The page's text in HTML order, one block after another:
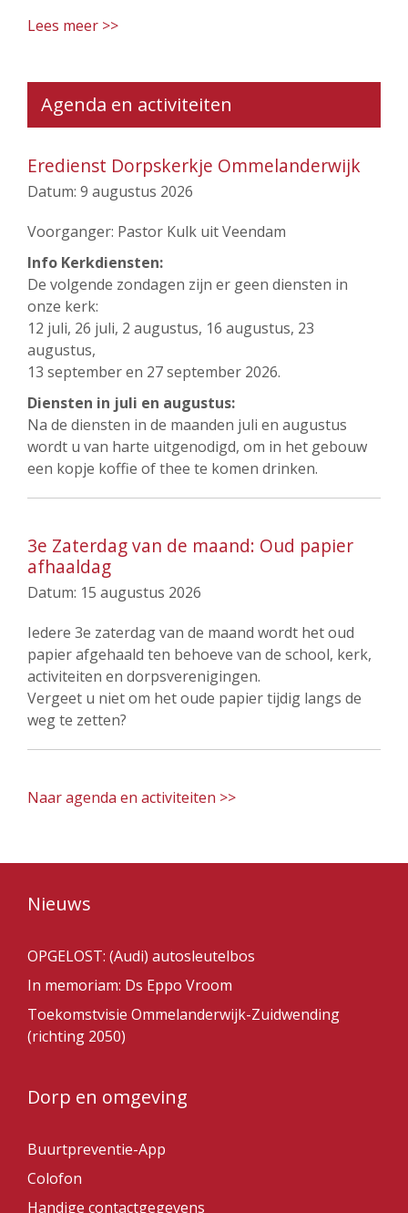
Lees meer >>
Agenda en activiteiten
Eredienst Dorpskerkje Ommelanderwijk
Datum: 9 augustus 2026
Voorganger: Pastor Kulk uit Veendam
Info Kerkdiensten:
De volgende zondagen zijn er geen diensten in
onze kerk:
12 juli, 26 juli, 2 augustus, 16 augustus, 23
augustus,
13 september en 27 september 2026.
Diensten in juli en augustus:
Na de diensten in de maanden juli en augustus
wordt u van harte uitgenodigd, om in het gebouw
een kopje koffie of thee te komen drinken.
3e Zaterdag van de maand: Oud papier
afhaaldag
Datum: 15 augustus 2026
Iedere 3e zaterdag van de maand wordt het oud
papier afgehaald ten behoeve van de school, kerk,
activiteiten en dorpsverenigingen.
Vergeet u niet om het oude papier tijdig langs de
weg te zetten?
Naar agenda en activiteiten >>
Nieuws
OPGELOST: (Audi) autosleutelbos
In memoriam: Ds Eppo Vroom
Toekomstvisie Ommelanderwijk-Zuidwending
(richting 2050)
Dorp en omgeving
Buurtpreventie-App
Colofon
Handige contactgegevens